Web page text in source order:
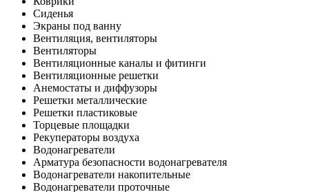
Сиденья
Экраны под ванну
Вентиляция, вентиляторы
Вентиляторы
Вентиляционные каналы и фитинги
Вентиляционные решетки
Анемостаты и диффузоры
Решетки металлические
Решетки пластиковые
Торцевые площадки
Рекуператоры воздуха
Водонагреватели
Арматура безопасности водонагревателя
Водонагреватели накопительные
Водонагреватели проточные